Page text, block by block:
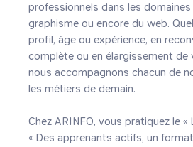
professionnels dans les
graphisme ou encore du web.
profil, âge ou expérience, en
complète ou en élargissement de
nous accompagnons chacun de
les métiers de demain.
Chez ARINFO, vous pratiquez le «
« Des apprenants actifs, un